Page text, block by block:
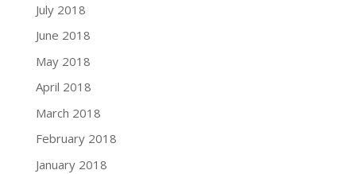
July 2018
June 2018
May 2018
April 2018
March 2018
February 2018
January 2018